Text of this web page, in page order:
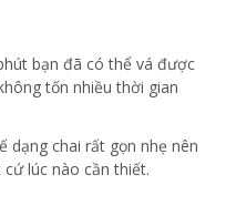
bạn đã có thể vá được
tốn nhiều thời gian
dạng chai rất gọn nhẹ nên
lúc nào cần thiết.